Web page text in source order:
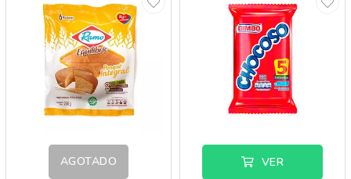
AGOTADO VER